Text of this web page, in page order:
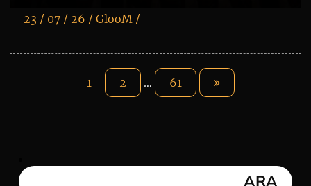
23 / 07 / 26 / GlooM/
1 2 … 61